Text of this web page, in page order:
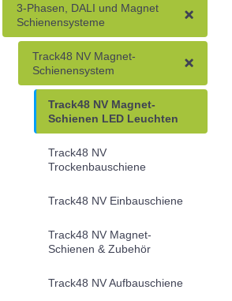
3-Phasen, DALI und Magnet
Schienensysteme
Track48 NV Magnet-
Schienensystem
Track48 NV Magnet-
Schienen LED Leuchten
Track48 NV
Trockenbauschiene
Track48 NV Einbauschiene
Track48 NV Magnet-
Schienen & Zubehör
Track48 NV Aufbauschiene